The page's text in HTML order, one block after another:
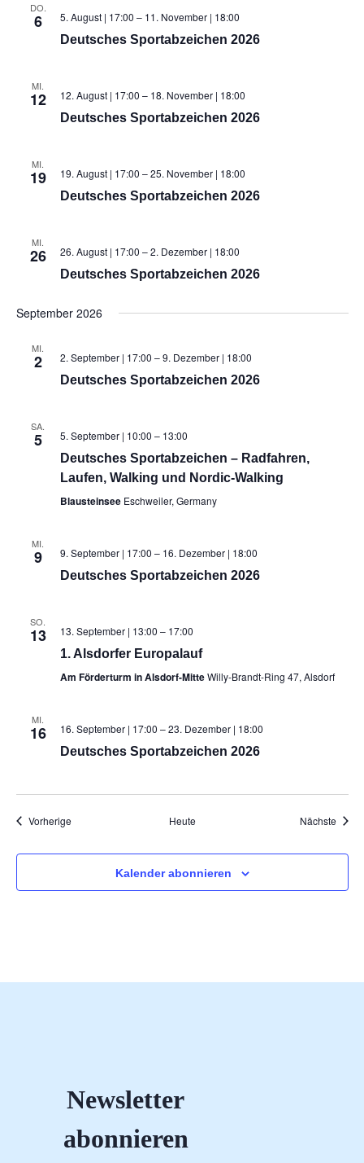
DO.
6 5. August | 17:00 – 11. November | 18:00
Deutsches Sportabzeichen 2026
MI.
12 12. August | 17:00 – 18. November | 18:00
Deutsches Sportabzeichen 2026
MI.
19 19. August | 17:00 –25. November | 18:00
Deutsches Sportabzeichen 2026
MI.
26 26. August | 17:00 –2. Dezember | 18:00
Deutsches Sportabzeichen 2026
September 2026
MI.
2 2. September | 17:00 –9. Dezember | 18:00
Deutsches Sportabzeichen 2026
SA.
5 5. September | 10:00 – 13:00
Deutsches Sportabzeichen – Radfahren,
Laufen, Walking und Nordic-Walking
Blausteinsee Eschweiler, Germany
MI.
9 9. September | 17:00 – 16. Dezember | 18:00
Deutsches Sportabzeichen 2026
SO.
13 13. September | 13:00 – 17:00
1. Alsdorfer Europalauf
Am Förderturm in Alsdorf-MitteWilly-Brandt-Ring 47, Alsdorf
MI.
16 16. September | 17:00 –23. Dezember | 18:00
Deutsches Sportabzeichen 2026
VorherigeVeranstaltungen Heute Nächste
Kalender abonnieren
Newsletter
abonnieren